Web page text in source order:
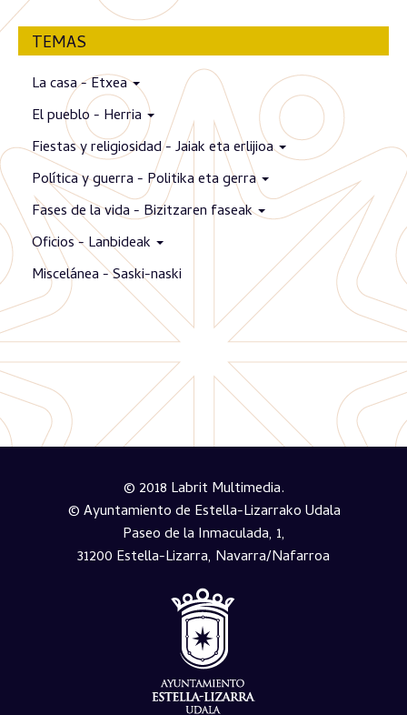
TEMAS
La casa - Etxea
El pueblo - Herria
Fiestas y religiosidad - Jaiak eta erlijioa
Política y guerra - Politika eta gerra
Fases de la vida - Bizitzaren faseak
Oficios - Lanbideak
Miscelánea - Saski-naski
© 2018 Labrit Multimedia.
© Ayuntamiento de Estella-Lizarrako Udala
Paseo de la Inmaculada, 1,
31200 Estella-Lizarra, Navarra/Nafarroa